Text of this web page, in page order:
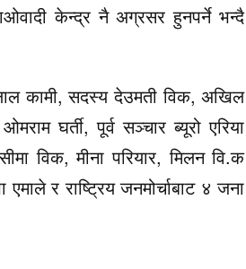
केन्द्र नै अग्रसर हुनपर्ने भन्दै
कामी, सदस्य देउमती विक, अखिल
घर्ती, पूर्व सञ्चार ब्यूरो एरिया
विक, मीना परियार, मिलन वि.क
र राष्ट्रिय जनमोर्चाबाट ४ जना